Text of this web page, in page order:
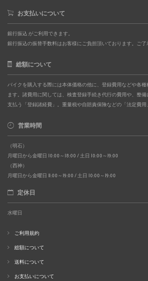
お支払いについて
銀行振込 がご利用できます。
銀行振込の振替手数料はお客様にご負担頂いております。ご了
総額について
バイクを購入する際には本体価格の他に、登録費用などや各
ます。諸費用に関しては、検査登録手続き代行の費用や、整
支払う「登録諸経費」。重量税や自賠責保険などの「法定費用
営業時間
（明石）
月曜日から金曜日 10:00～18:00 / 土日 10:00～19:00
（西神）
月曜日から金曜日 11:00～19:00 / 土日 10:00～19:00
定休日
水曜日
ご利用規約
総額について
送料について
お支払いについて